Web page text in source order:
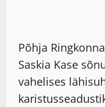
Põhja
Saskia Kase
vahelises